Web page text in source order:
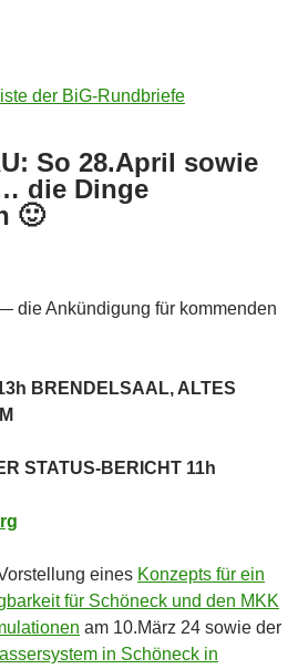
der BiG-Rundbriefe
So 28.April sowie
die Dinge
🙂
die Ankündigung für kommenden
BRENDELSAAL, ALTES
STATUS-BERICHT 11h
eines Konzepts für ein
für Schöneck und den MKK
am 10.März 24 sowie der
in Schöneck in